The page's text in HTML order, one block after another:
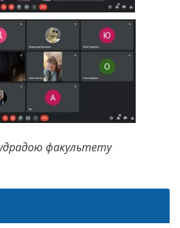
факультету